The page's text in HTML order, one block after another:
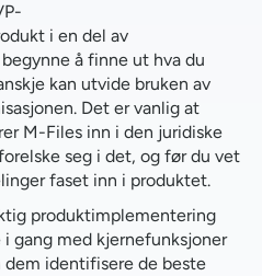
i en del av
å finne ut hva du
kan utvide bruken av
Det er vanlig at
M-Files inn i den juridiske
seg i det, og før du vet
faset inn i produktet.
produktimplementering
gang med kjernefunksjoner
identifisere de beste